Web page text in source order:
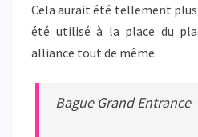
Cela aurait été tellement
été utilisé à la place du
alliance tout de même.
Bague Grand Entrance